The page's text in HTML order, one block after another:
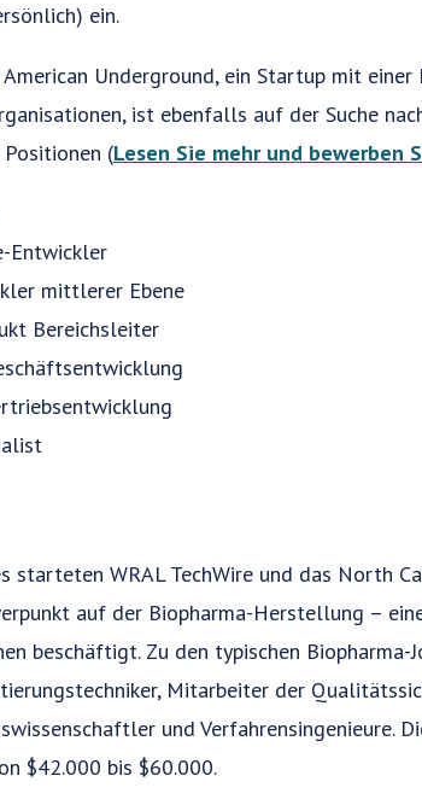
ein.
Underground, ein Startup mit
ist ebenfalls auf der Suche
(Lesen Sie mehr und bewerben
Entwickler
mittlerer Ebene
Bereichsleiter
starteten WRAL TechWire und das North
auf der Biopharma-Herstellung –
beschäftigt. Zu den typischen Biopharma-
Mitarbeiter der
und Verfahrensingenieure.
$42.000 bis $60.000.